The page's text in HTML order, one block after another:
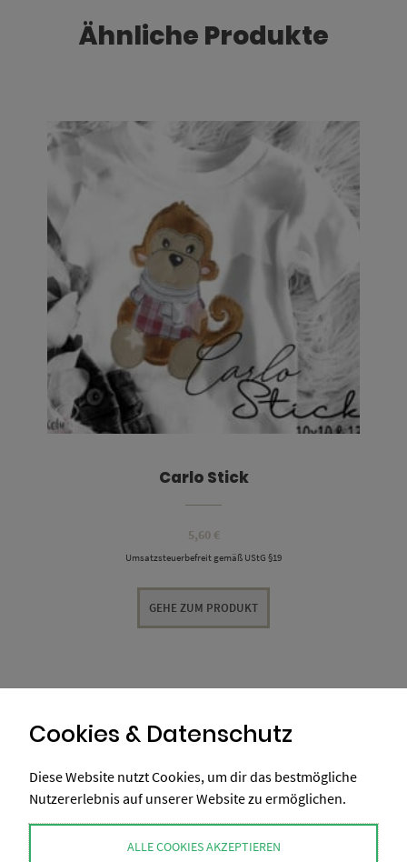
Ähnliche Produkte
Carlo Stick
5,60 €
Umsatzsteuerbefreit gemäß UStG §19
GEHE ZUM PRODUKT
Cookies & Datenschutz
Diese Website nutzt Cookies, um dir das bestmögliche
Nutzererlebnis auf unserer Website zu ermöglichen.
ALLE COOKIES AKZEPTIEREN